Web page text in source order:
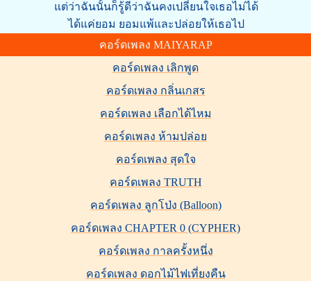
แต่ว่าฉันนั้นก็รู้ดีว่าฉันคงเปลี่ยนใจเธอไม่ได้
ได้แค่ยอม ยอมแพ้และปล่อยให้เธอไป
คอร์ดเพลง MAIYARAP
คอร์ดเพลง เลิกพูด
คอร์ดเพลง กลิ่นเกสร
คอร์ดเพลง เลือกได้ไหม
คอร์ดเพลง ห้ามปล่อย
คอร์ดเพลง สุดใจ
คอร์ดเพลง TRUTH
คอร์ดเพลง ลูกโป่ง (Balloon)
คอร์ดเพลง CHAPTER 0 (CYPHER)
คอร์ดเพลง กาลครั้งหนึ่ง
คอร์ดเพลง ดอกไม้ไฟเที่ยงคืน